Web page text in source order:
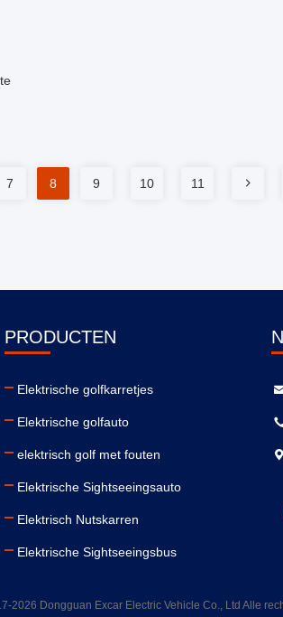
7 8 9 10 11
PRODUCTEN
Elektrische golfkarretjes
Elektrische golfauto
elektrisch golf met fouten
Elektrische Sightseeingsauto
Elektrisch Nutskarren
Elektrische Sightseeingsbus
2026 Dongguan Excar Electric Vehicle Co., Ltd Alle